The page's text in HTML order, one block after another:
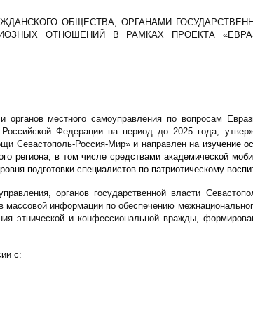
ОБЩЕСТВА, ОРГАНАМИ
ОТНОШЕНИЙ В РАМКАХ ПРОЕКТА
органов местного самоуправления по вопросам
Федерации на период до 2025 года,
Севастополь-Россия-Мир» и направлен на изучение
региона, в том числе средствами академической
подготовки специалистов по патриотическому
органов государственной власти
массовой информации по обеспечению
этнической и конфессиональной вражды,
с: